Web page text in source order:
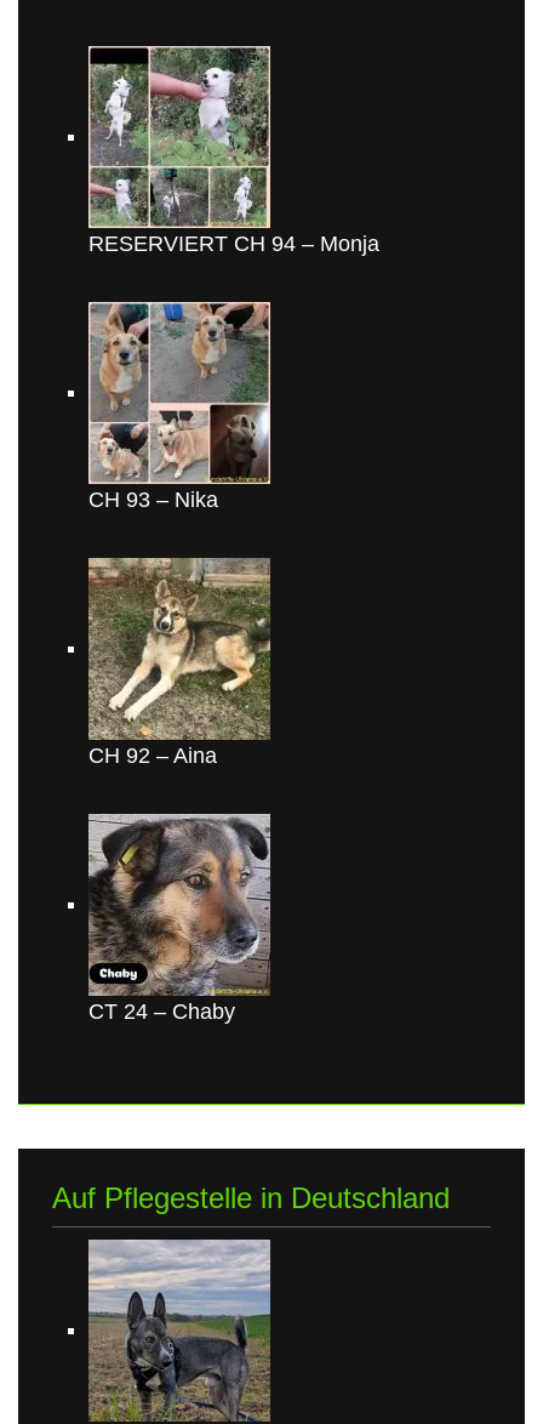
RESERVIERT CH 94 – Monja
CH 93 – Nika
CH 92 – Aina
CT 24 – Chaby
Auf Pflegestelle in Deutschland